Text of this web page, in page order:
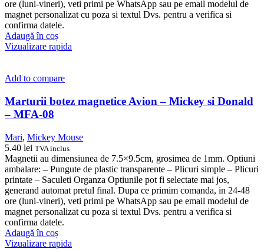
ore (luni-vineri), veti primi pe WhatsApp sau pe email modelul de
magnet personalizat cu poza si textul Dvs. pentru a verifica si
confirma datele.
Adaugă în coș
Vizualizare rapida
Add to compare
Marturii botez magnetice Avion – Mickey si Donald
– MFA-08
Mari, Mickey Mouse
5.40 lei TVA inclus
Magnetii au dimensiunea de 7.5×9.5cm, grosimea de 1mm. Optiuni
ambalare: – Pungute de plastic transparente – Plicuri simple – Plicuri
printate – Saculeti Organza Optiunile pot fi selectate mai jos,
generand automat pretul final. Dupa ce primim comanda, in 24-48
ore (luni-vineri), veti primi pe WhatsApp sau pe email modelul de
magnet personalizat cu poza si textul Dvs. pentru a verifica si
confirma datele.
Adaugă în coș
Vizualizare rapida